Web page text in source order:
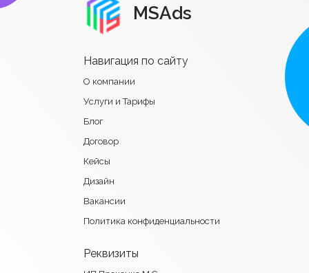
MSAds
Навигация по сайту
О компании
Блог
Кейсы
Дизайн
Вакансии
Услуги и Тарифы
Договор
Политика конфиденциальности
Реквизиты